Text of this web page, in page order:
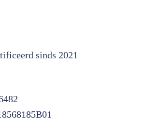
sinds 2021